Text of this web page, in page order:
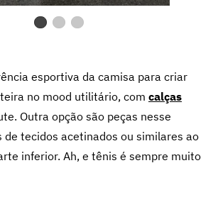
esportiva da camisa para criar
no mood utilitário, com calças
Outra opção são peças nesse
tecidos acetinados ou similares ao
inferior. Ah, e tênis é sempre muito